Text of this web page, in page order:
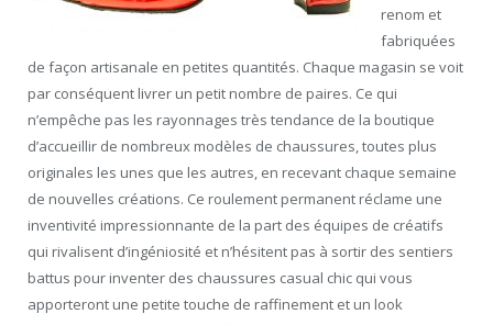
renom et
fabriquées
de façon artisanale en petites quantités. Chaque magasin se voit
par conséquent livrer un petit nombre de paires. Ce qui
n’empêche pas les rayonnages très tendance de la boutique
d’accueillir de nombreux modèles de chaussures, toutes plus
originales les unes que les autres, en recevant chaque semaine
de nouvelles créations. Ce roulement permanent réclame une
inventivité impressionnante de la part des équipes de créatifs
qui rivalisent d’ingéniosité et n’hésitent pas à sortir des sentiers
battus pour inventer des chaussures casual chic qui vous
apporteront une petite touche de raffinement et un look